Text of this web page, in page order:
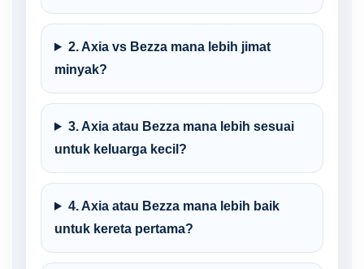
2. Axia vs Bezza mana lebih jimat
minyak?
3. Axia atau Bezza mana lebih sesuai
untuk keluarga kecil?
4. Axia atau Bezza mana lebih baik
untuk kereta pertama?